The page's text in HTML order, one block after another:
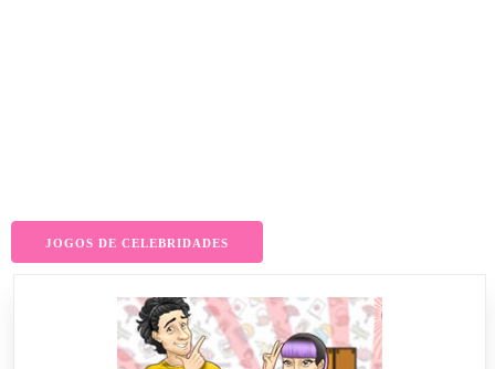
JOGOS DE CELEBRIDADES